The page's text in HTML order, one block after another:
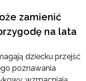
zamienić
na lata
dziecku przejść
poznawania